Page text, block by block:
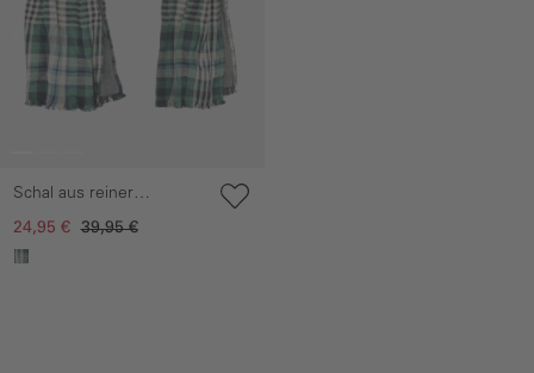
Schal aus reiner
Baumwolle
24,95 € 39,95 €